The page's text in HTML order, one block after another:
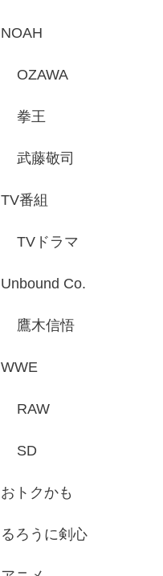
NOAH
OZAWA
拳王
武藤敬司
TV番組
TVドラマ
Unbound Co.
鷹木信悟
WWE
RAW
SD
おトクかも
るろうに剣心